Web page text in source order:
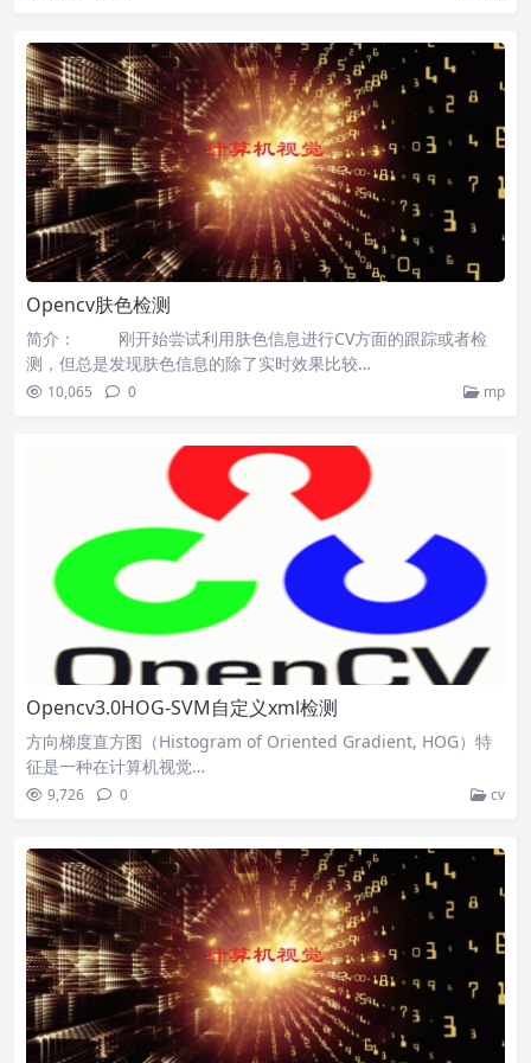
Opencv肤色检测
简介： 刚开始尝试利用肤色信息进行CV方面的跟踪或者检
测，但总是发现肤色信息的除了实时效果比较…
10,065 0 mp
Opencv3.0HOG-SVM自定义xml检测
方向梯度直方图（Histogram of Oriented Gradient, HOG）特
征是一种在计算机视觉…
9,726 0 cv